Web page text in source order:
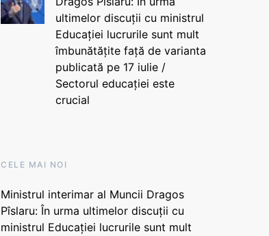
ultimelor discuții cu ministrul
Educației lucrurile sunt mult
îmbunătățite față de varianta
publicată pe 17 iulie /
Sectorul educației este
crucial
CELE MAI NOI
Ministrul interimar al Muncii Dragos
Pîslaru: În urma ultimelor discuții cu
ministrul Educației lucrurile sunt mult